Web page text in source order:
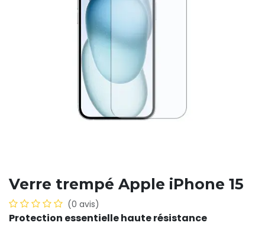
Verre trempé Apple iPhone 15
(0 avis)
Protection essentielle haute résistance